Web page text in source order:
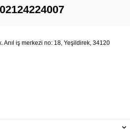
Anıl iş merkezi no: 18, Yeşildirek, 34120